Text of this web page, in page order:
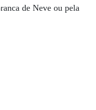
de Neve ou pela